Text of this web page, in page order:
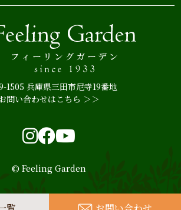
1505 兵庫県三田市尼寺19番地
問い合わせはこちら ＞＞
Instagram
Facebook
© Feeling Garden